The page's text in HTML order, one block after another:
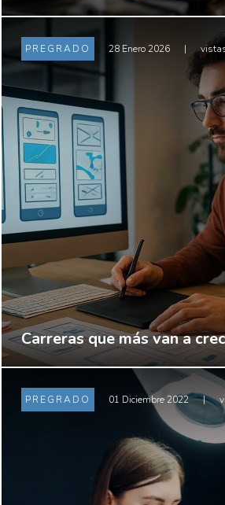
PREGRADO 28 Enero 2026 |
Carreras que más van a
PREGRADO 01 Diciembre 2022 |